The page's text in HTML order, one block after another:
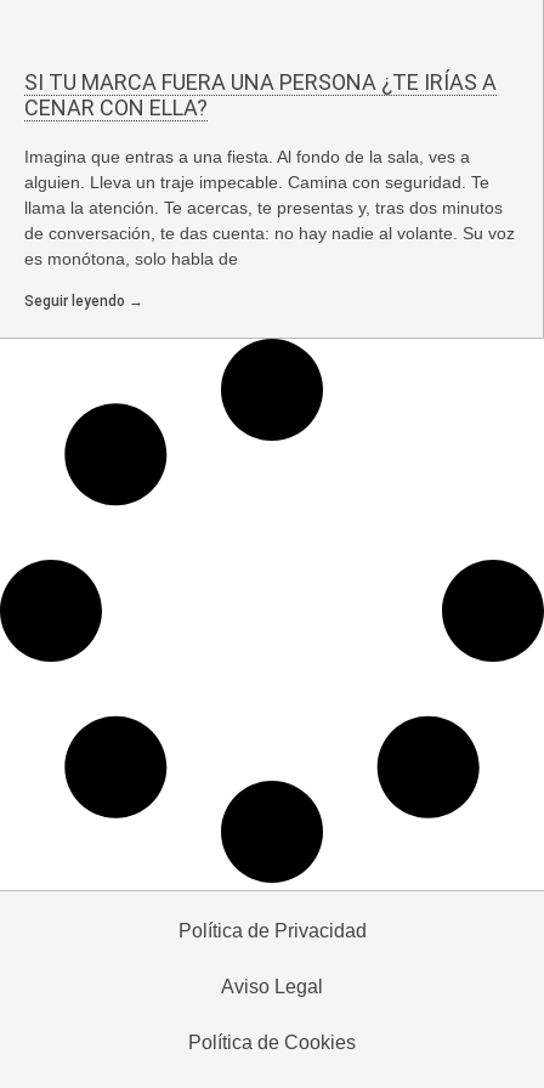
SI TU MARCA FUERA UNA PERSONA ¿TE IRÍAS A
CENAR CON ELLA?
Imagina que entras a una fiesta. Al fondo de la sala, ves a
alguien. Lleva un traje impecable. Camina con seguridad. Te
llama la atención. Te acercas, te presentas y, tras dos minutos
de conversación, te das cuenta: no hay nadie al volante. Su voz
es monótona, solo habla de
Seguir leyendo →
Política de Privacidad
Aviso Legal
Política de Cookies